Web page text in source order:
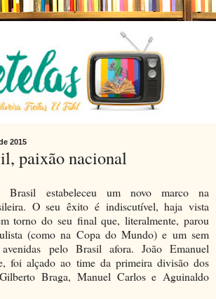
2015
paixão nacional
Brasil estabeleceu um novo marco na
O seu êxito é indiscutível, haja vista
torno do seu final que, literalmente, parou
(como na Copa do Mundo) e um sem
pelo Brasil afora. João Emanuel
foi alçado ao time da primeira divisão dos
Braga, Manuel Carlos e Aguinaldo